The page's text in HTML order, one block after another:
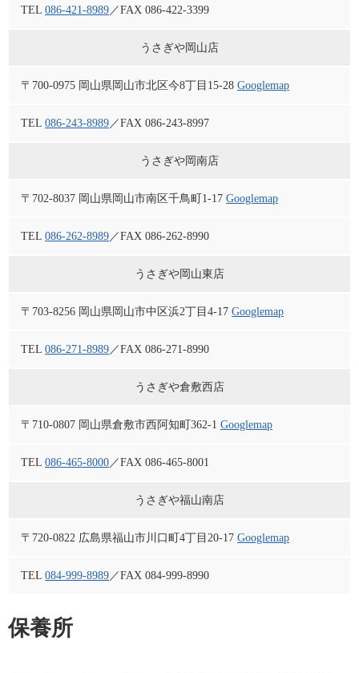
TEL 086-421-8989／FAX 086-422-3399
うさぎや岡山店
〒700-0975 岡山県岡山市北区今8丁目15-28 Googlemap
TEL 086-243-8989／FAX 086-243-8997
うさぎや岡南店
〒702-8037 岡山県岡山市南区千鳥町1-17 Googlemap
TEL 086-262-8989／FAX 086-262-8990
うさぎや岡山東店
〒703-8256 岡山県岡山市中区浜2丁目4-17 Googlemap
TEL 086-271-8989／FAX 086-271-8990
うさぎや倉敷西店
〒710-0807 岡山県倉敷市西阿知町362-1 Googlemap
TEL 086-465-8000／FAX 086-465-8001
うさぎや福山南店
〒720-0822 広島県福山市川口町4丁目20-17 Googlemap
TEL 084-999-8989／FAX 084-999-8990
保養所